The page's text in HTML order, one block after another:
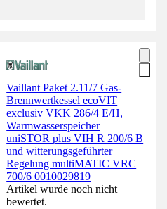
Vaillant Paket 2.11/7 Gas-
Brennwertkessel ecoVIT
exclusiv VKK 286/4 E/H,
Warmwasserspeicher
uniSTOR plus VIH R 200/6 B
und witterungsgeführter
Regelung multiMATIC VRC
700/6 0010029819
Artikel wurde noch nicht
bewertet.